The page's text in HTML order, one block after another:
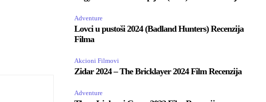
Adventure
Lovci u pustoši 2024 (Badland Hunters) Recenzija
Filma
Akcioni Filmovi
Zidar 2024 – The Bricklayer 2024 Film Recenzija
Adventure